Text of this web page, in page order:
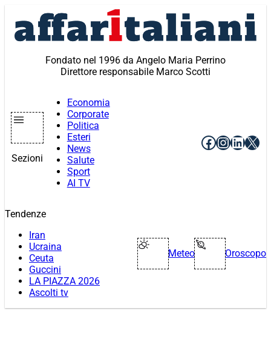
contenuto
Fondato nel 1996 da Angelo Maria Perrino
Direttore responsabile Marco Scotti
Sezioni
Economia
Corporate
Politica
Esteri
News
Salute
Sport
AI TV
Facebook
X
Tendenze
Iran
Ucraina
Ceuta
Guccini
LA PIAZZA 2026
Ascolti tv
Meteo Oroscopo